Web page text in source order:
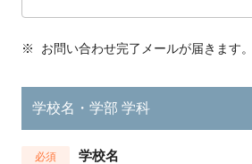
※ お問い合わせ完了メールが届きます。
学校名・学部 学科
必須 学校名